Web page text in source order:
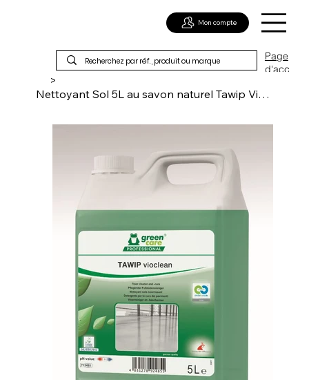
Page
d'acc
Mon compte
>
Nettoyant Sol 5L au savon naturel Tawip Vioclean Ecolabel